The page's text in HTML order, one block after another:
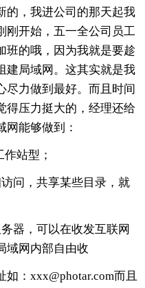
的，我进公司的那天起我
刚开始，五一全公司员工
班的哦，因为我就是要趁
建局域网。这其实就是我
尽力做到最好。而且时间
得压力挺大的，经理还给
网能够做到：
站型；
问，共享某些目录，就
器，可以在收发互联网
域网内部自由收
：xxx@photar.com而且